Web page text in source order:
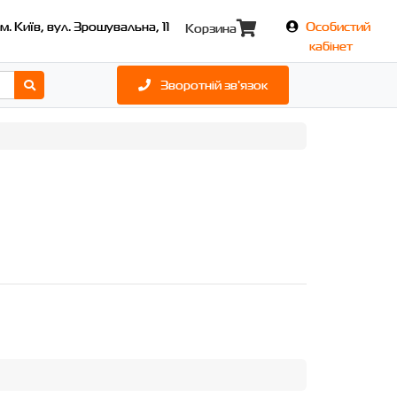
м. Київ, вул. Зрошувальна, 11 Корзина
Особистий
кабінет
Зворотній зв'язок